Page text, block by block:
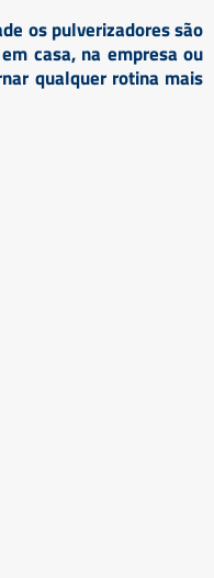
os pulverizadores são
casa, na empresa ou
qualquer rotina mais